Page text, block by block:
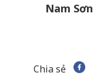
Nam Sơn
Chia sẻ